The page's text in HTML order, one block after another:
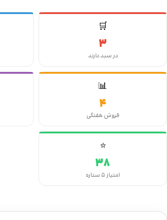
🛒
3
در سبد دارند
📊
4
فروش هفتگی
⭐
38
امتیاز ۵ ستاره